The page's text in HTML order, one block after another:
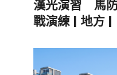
漢光演習 馬
戰演練 | 地方 |